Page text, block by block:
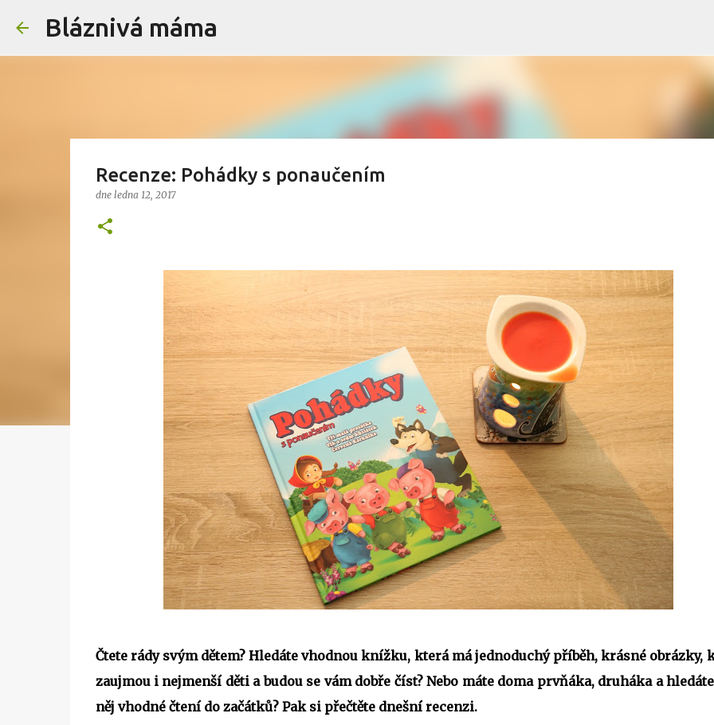
Bláznivá máma
Recenze: Pohádky s ponaučením
dne ledna 12, 2017
Čtete rády svým dětem? Hledáte vhodnou knížku, která má jednoduchý příběh, krásné obrázky,
zaujmou i nejmenší děti a budou se vám dobře číst? Nebo máte doma prvňáka, druháka a
něj vhodné čtení do začátků? Pak si přečtěte dnešní recenzi.